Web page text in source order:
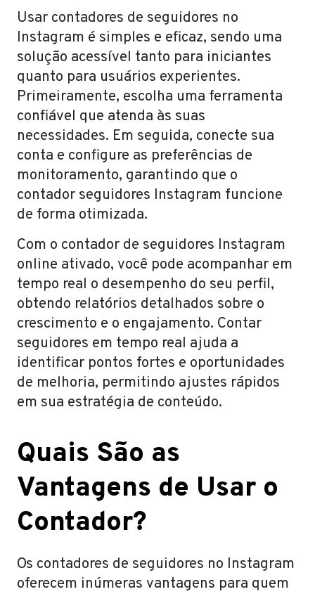
Usar contadores de seguidores no
Instagram é simples e eficaz, sendo uma
solução acessível tanto para iniciantes
quanto para usuários experientes.
Primeiramente, escolha uma ferramenta
confiável que atenda às suas
necessidades. Em seguida, conecte sua
conta e configure as preferências de
monitoramento, garantindo que o
contador seguidores Instagram funcione
de forma otimizada.
Com o contador de seguidores Instagram
online ativado, você pode acompanhar em
tempo real o desempenho do seu perfil,
obtendo relatórios detalhados sobre o
crescimento e o engajamento. Contar
seguidores em tempo real ajuda a
identificar pontos fortes e oportunidades
de melhoria, permitindo ajustes rápidos
em sua estratégia de conteúdo.
Quais São as
Vantagens de Usar o
Contador?
Os contadores de seguidores no Instagram
oferecem inúmeras vantagens para quem